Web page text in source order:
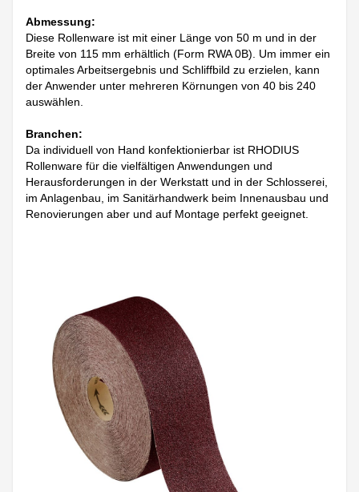
Abmessung:
Diese Rollenware ist mit einer Länge von 50 m und in der
Breite von 115 mm erhältlich (Form RWA 0B). Um immer ein
optimales Arbeitsergebnis und Schliffbild zu erzielen, kann
der Anwender unter mehreren Körnungen von 40 bis 240
auswählen.
Branchen:
Da individuell von Hand konfektionierbar ist RHODIUS
Rollenware für die vielfältigen Anwendungen und
Herausforderungen in der Werkstatt und in der Schlosserei,
im Anlagenbau, im Sanitärhandwerk beim Innenausbau und
Renovierungen aber und auf Montage perfekt geeignet.